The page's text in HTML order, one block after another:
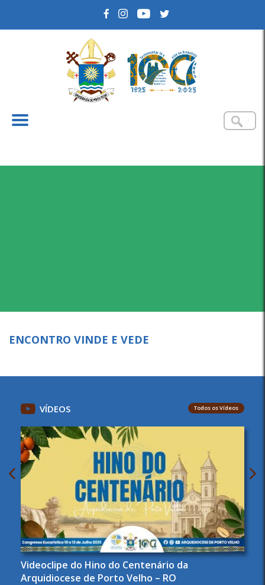
ENCONTRO VINDE E VEDE
VÍDEOS Todos os Vídeos
Videoclipe do Hino do Centenário da
Arquidiocese de Porto Velho – RO